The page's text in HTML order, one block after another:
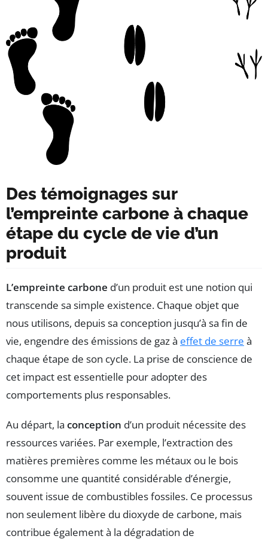
Des témoignages sur
l’empreinte carbone à chaque
étape du cycle de vie d’un
produit
L’empreinte carbone d’un produit est une notion qui
transcende sa simple existence. Chaque objet que
nous utilisons, depuis sa conception jusqu’à sa fin de
vie, engendre des émissions de gaz à effet de serre à
chaque étape de son cycle. La prise de conscience de
cet impact est essentielle pour adopter des
comportements plus responsables.
Au départ, la conception d’un produit nécessite des
ressources variées. Par exemple, l’extraction des
matières premières comme les métaux ou le bois
consomme une quantité considérable d’énergie,
souvent issue de combustibles fossiles. Ce processus
non seulement libère du dioxyde de carbone, mais
contribue également à la dégradation de